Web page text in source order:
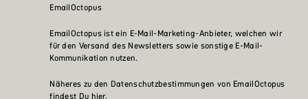
EmailOctopus
EmailOctopus ist ein E-Mail-Marketing-Anbieter, welchen wir
für den Versand des Newsletters sowie sonstige E-Mail-
Kommunikation nutzen.
Näheres zu den Datenschutzbestimmungen von EmailOctopus
findest Du hier.